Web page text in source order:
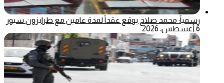
رسمياً: محمد صلاح يوقع عقداً لمدة عامين مع طرابزون سبور
6 أغسطس، 2026